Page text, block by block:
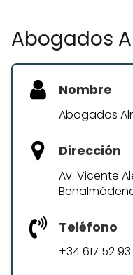
Abogados
Nombre
Abogados
Dirección
Av. Vicente
Teléfono
+34 617 52